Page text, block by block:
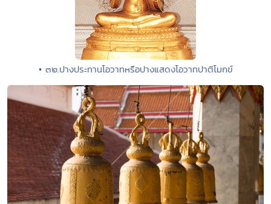
• ๓๒.ปางประทานโอวาทหรือปางแสดงโอวาทปาติโมกข์